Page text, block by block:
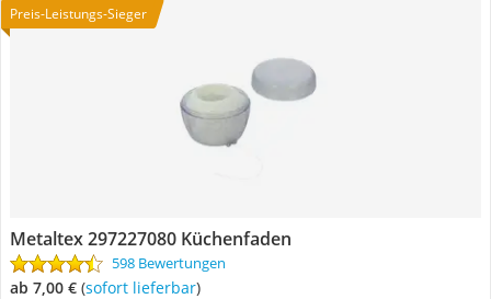
Preis-Leistungs-Sieger
Metaltex 297227080 Küchenfaden
598 Bewertungen
ab 7,00 € ( Sofort lieferbar)